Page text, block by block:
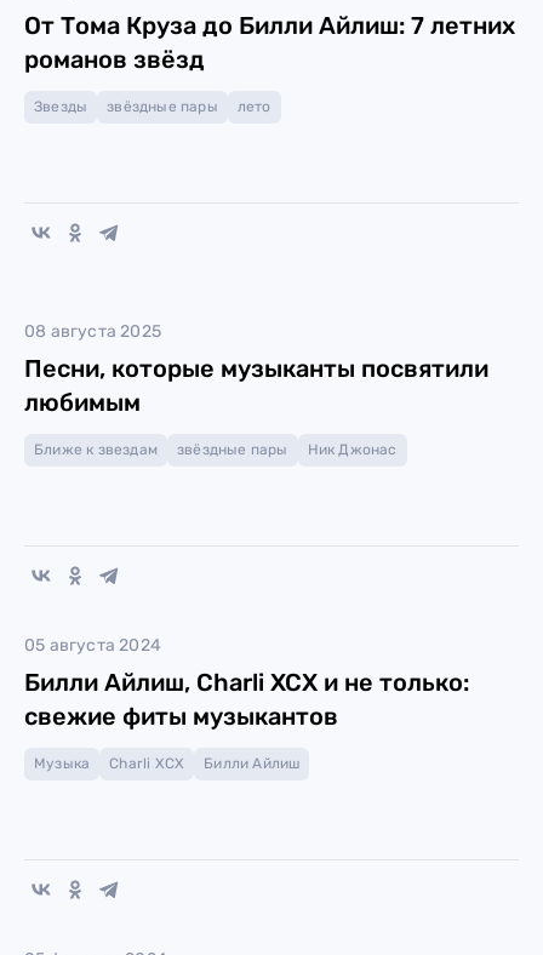
От Тома Круза до Билли Айлиш: 7 летних
романов звёзд
Звезды звёздные пары лето
08 августа 2025
Песни, которые музыканты посвятили
любимым
Ближе к звездам звёздные пары Ник Джонас
05 августа 2024
Билли Айлиш, Charli XCX и не только:
свежие фиты музыкантов
Музыка Charli XCX Билли Айлиш